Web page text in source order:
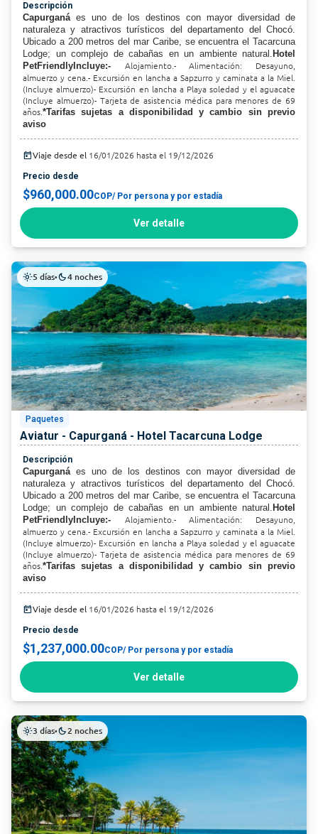
Descripción
Capurganáes uno de los destinos con mayor diversidad de
naturaleza y atractivos turísticos del departamento del Chocó.
Ubicado a 200 metros del mar Caribe, se encuentra el Tacarcuna
Lodge; un complejo de cabañas en un ambiente natural. Hotel
PetFriendlyIncluye:- Alojamiento.- Alimentación: Desayuno,
almuerzo y cena.- Excursión en lancha a Sapzurro y caminata a la Miel.
(Incluye almuerzo)- Excursión en lancha a Playa soledad y el aguacate
(Incluye almuerzo)- Tarjeta de asistencia médica para menores de 69
años.*Tarifas sujetas a disponibilidad y cambio sin previo
aviso
todayViaje desde el 16/01/2026 hasta el 19/12/2026
Precio desde
$960,000.00COP/ Por persona y por estadía
Ver detalle
light_mode5 días•dark_mode4 noches
Paquetes
Aviatur - Capurganá - Hotel Tacarcuna Lodge
Descripción
Capurganáes uno de los destinos con mayor diversidad de
naturaleza y atractivos turísticos del departamento del Chocó.
Ubicado a 200 metros del mar Caribe, se encuentra el Tacarcuna
Lodge; un complejo de cabañas en un ambiente natural. Hotel
PetFriendlyIncluye:- Alojamiento.- Alimentación: Desayuno,
almuerzo y cena.- Excursión en lancha a Sapzurro y caminata a la Miel.
(Incluye almuerzo)- Excursión en lancha a Playa soledad y el aguacate
(Incluye almuerzo)- Tarjeta de asistencia médica para menores de 69
años.*Tarifas sujetas a disponibilidad y cambio sin previo
aviso
todayViaje desde el 16/01/2026 hasta el 19/12/2026
Precio desde
$1,237,000.00COP/ Por persona y por estadía
Ver detalle
light_mode3 días•dark_mode2 noches